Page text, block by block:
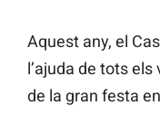
Aquest any, el
l’ajuda de tots
de la gran festa